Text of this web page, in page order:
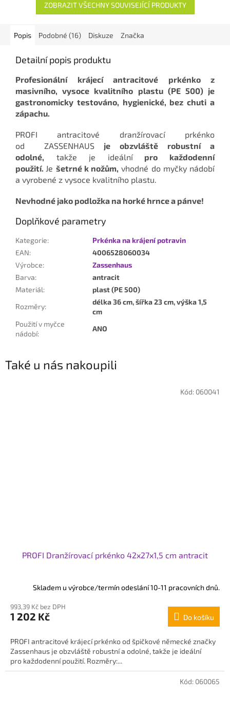
ZOBRAZIT VŠECHNY SOUVISEJÍCÍ PRODUKTY
Popis Podobné (16) Diskuze Značka
Detailní popis produktu
Profesionální krájecí antracitové prkénko z
masivního, vysoce kvalitního plastu (PE 500) je
gastronomicky testováno, hygienické, bez chuti a
zápachu.
PROFI antracitové dranžírovací prkénko
od ZASSENHAUS je obzvláště robustní a
odolné, takže je ideálnípro každodenní
použití. Je šetrné k nožům, vhodné do myčky nádobí
a vyrobené z vysoce kvalitního plastu.
Nevhodné jako podložka na horké hrnce a pánve!
Doplňkové parametry
Kategorie:
Prkénka na krájení potravin
EAN:
4006528060034
Výrobce:
Zassenhaus
Barva:
antracit
Materiál:
plast (PE 500)
Rozměry:
délka 36 cm, šířka 23 cm, výška 1,5
cm
Použití v myčce
nádobí:
ANO
Také u nás nakoupili
PROFI Dranžírovací prkénko 42x27x1,5 cm antracit
Skladem u výrobce/termín odeslání 10-11 pracovních dnů.
993,39 Kč bez DPH
1 202 Kč Do košíku
PROFI antracitové krájecí prkénko od špičkové německé značky
Zassenhaus je obzvláště robustní a odolné, takže je ideální
pro každodenní použití. Rozměry:...
Kód: 060041
Kód: 060065